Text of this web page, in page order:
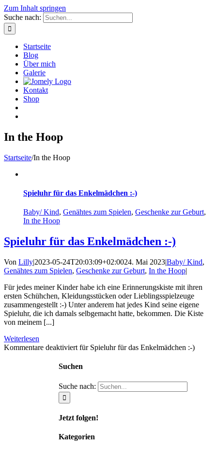
Zum Inhalt springen
Suche nach:
Startseite
Blog
Über mich
Galerie
Kontakt
Shop
In the Hoop
Startseite/In the Hoop
Spieluhr für das Enkelmädchen :-)
Baby/ Kind, Genähtes zum Spielen, Geschenke zur Geburt,
In the Hoop
Spieluhr für das Enkelmädchen :-)
Von Lilly|2023-05-24T20:03:09+02:0024. Mai 2023|Baby/ Kind,
Genähtes zum Spielen, Geschenke zur Geburt, In the Hoop|
Für jedes meiner Kinder habe ich eine Erinnerungskiste mit ihren
ersten Schühchen, Kleidungsstücken oder Lieblingsspielzeuge
zusammengestellt :-) Unter anderem hat jedes Kind seine eigene
Spieluhr, die ich damals selbgemacht hatte, bekommen. Die Kiste
von meinem [...]
Weiterlesen
Kommentare deaktiviert für Spieluhr für das Enkelmädchen :-)
Suchen
Suche nach:
Jetzt folgen!
Kategorien